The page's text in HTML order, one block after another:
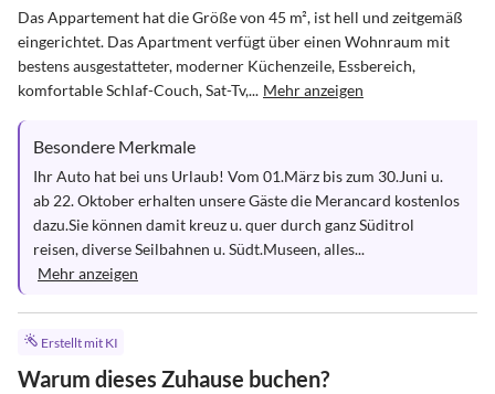
Das Appartement hat die Größe von 45 m², ist hell und zeitgemäß
eingerichtet. Das Apartment verfügt über einen Wohnraum mit
bestens ausgestatteter, moderner Küchenzeile, Essbereich,
komfortable Schlaf-Couch, Sat-Tv,... Mehr anzeigen
Besondere Merkmale
Ihr Auto hat bei uns Urlaub! Vom 01.März bis zum 30.Juni u.
ab 22. Oktober erhalten unsere Gäste die Merancard kostenlos
dazu.Sie können damit kreuz u. quer durch ganz Süditrol
reisen, diverse Seilbahnen u. Südt.Museen, alles...
Mehr anzeigen
Erstellt mit KI
Warum dieses Zuhause buchen?